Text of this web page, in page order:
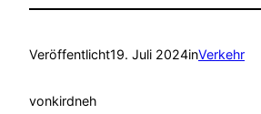
Veröffentlicht19. Juli 2024inVerkehr
vonkirdneh